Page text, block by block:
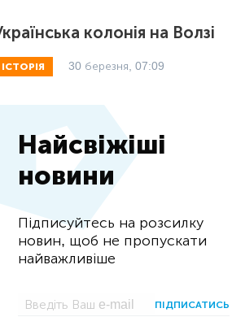
колонія на Волзі
ІСТОРІЯ 30 березня, 07:09
Найсвіжіші
новини
Підписуйтесь на розсилку
новин, щоб не пропускати
найважливіше
ПІДПИСАТИСЬ